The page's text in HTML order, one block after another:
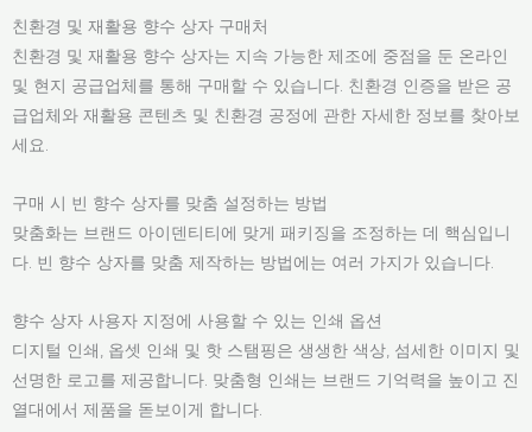
친환경 및 재활용 향수 상자 구매처
친환경 및 재활용 향수 상자는 지속 가능한 제조에 중점을 둔 온라인
및 현지 공급업체를 통해 구매할 수 있습니다. 친환경 인증을 받은 공
급업체와 재활용 콘텐츠 및 친환경 공정에 관한 자세한 정보를 찾아보
세요.
구매 시 빈 향수 상자를 맞춤 설정하는 방법
맞춤화는 브랜드 아이덴티티에 맞게 패키징을 조정하는 데 핵심입니
다. 빈 향수 상자를 맞춤 제작하는 방법에는 여러 가지가 있습니다.
향수 상자 사용자 지정에 사용할 수 있는 인쇄 옵션
디지털 인쇄, 옵셋 인쇄 및 핫 스탬핑은 생생한 색상, 섬세한 이미지 및
선명한 로고를 제공합니다. 맞춤형 인쇄는 브랜드 기억력을 높이고 진
열대에서 제품을 돋보이게 합니다.